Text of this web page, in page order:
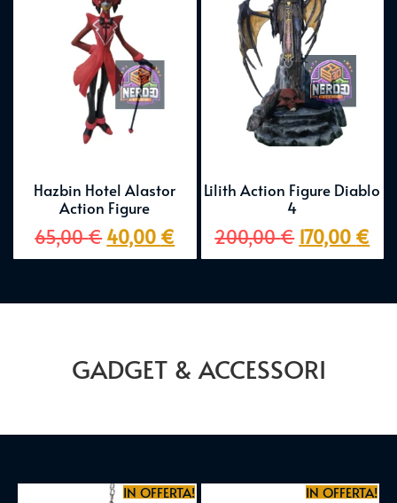
Hazbin Hotel Alastor
Action Figure
65,00€ 40,00 €
Lilith Action Figure Diablo
4
200,00€ 170,00 €
GADGET & ACCESSORI
IN OFFERTA! IN OFFERTA!